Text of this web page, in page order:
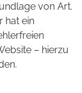
von Art.
hat ein
– hierzu